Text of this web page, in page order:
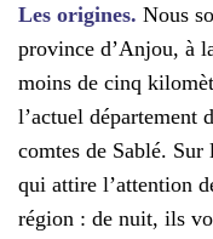
Les origines. Nous
province d’Anjou, à
moins de cinq
l’actuel département
comtes de Sablé. Sur
qui attire l’attention
région : de nuit, ils